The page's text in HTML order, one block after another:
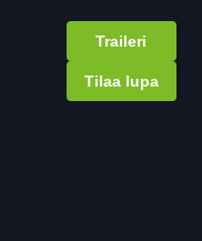
Traileri
Tilaa lupa